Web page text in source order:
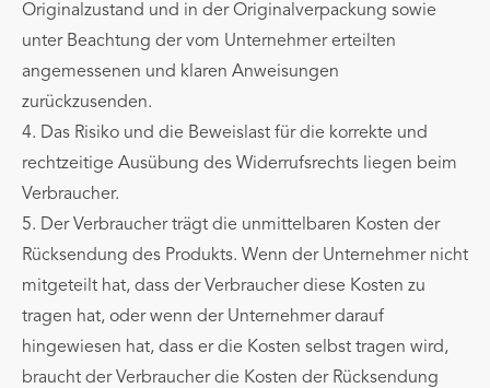
Originalzustand und in der Originalverpackung sowie
unter Beachtung der vom Unternehmer erteilten
angemessenen und klaren Anweisungen
zurückzusenden.
4. Das Risiko und die Beweislast für die korrekte und
rechtzeitige Ausübung des Widerrufsrechts liegen beim
Verbraucher.
5. Der Verbraucher trägt die unmittelbaren Kosten der
Rücksendung des Produkts. Wenn der Unternehmer nicht
mitgeteilt hat, dass der Verbraucher diese Kosten zu
tragen hat, oder wenn der Unternehmer darauf
hingewiesen hat, dass er die Kosten selbst tragen wird,
braucht der Verbraucher die Kosten der Rücksendung